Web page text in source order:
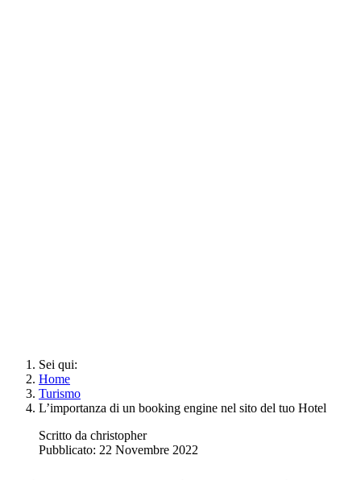
Sei qui:
Home
Turismo
L’importanza di un booking engine nel sito del tuo Hotel
Scritto da christopher
Pubblicato: 22 Novembre 2022